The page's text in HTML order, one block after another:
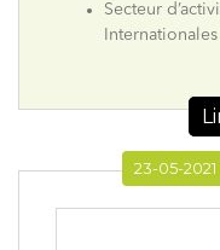
Secteur
Internationales
23-05-2021